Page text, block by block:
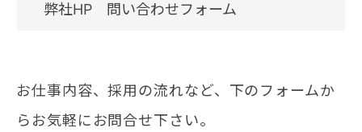
弊社HP 問い合わせフォーム
お仕事内容、採用の流れなど、下のフォームか
らお気軽にお問合せ下さい。